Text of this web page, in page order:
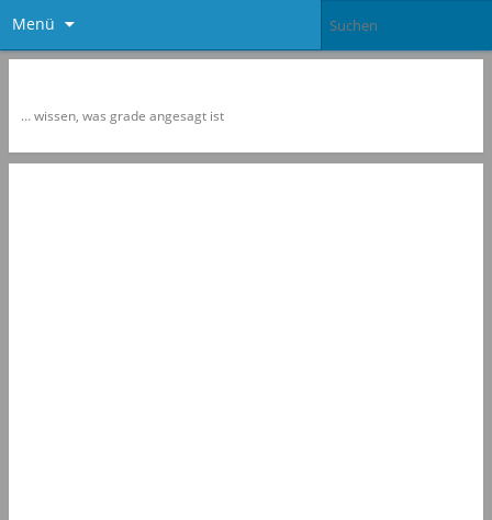
Menü
… wissen, was grade angesagt ist